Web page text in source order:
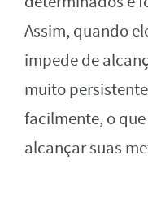
Assim, quando
impede de
muito
facilmente, o
alcançar suas